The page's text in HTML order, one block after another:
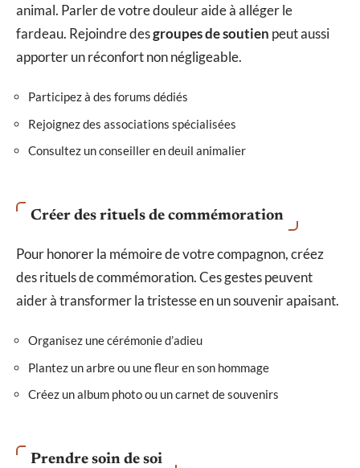
animal. Parler de votre douleur aide à alléger le
fardeau. Rejoindre desgroupes de soutien peut aussi
apporter un réconfort non négligeable.
Participez à des forums dédiés
Rejoignez des associations spécialisées
Consultez un conseiller en deuil animalier
Créer des rituels de commémoration
Pour honorer la mémoire de votre compagnon, créez
des rituels de commémoration. Ces gestes peuvent
aider à transformer la tristesse en un souvenir apaisant.
Organisez une cérémonie d’adieu
Plantez un arbre ou une fleur en son hommage
Créez un album photo ou un carnet de souvenirs
Prendre soin de soi